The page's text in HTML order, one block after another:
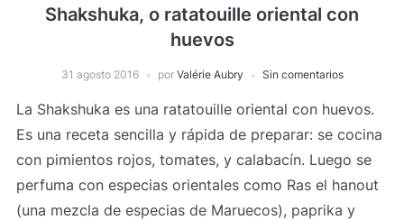
Shakshuka, o ratatouille oriental con
huevos
31 agosto 2016 por Valérie Aubry Sin comentarios
La Shakshuka es una ratatouille oriental con huevos.
Es una receta sencilla y rápida de preparar: se cocina
con pimientos rojos, tomates, y calabacín. Luego se
perfuma con especias orientales como Ras el hanout
(una mezcla de especias de Maruecos), paprika y